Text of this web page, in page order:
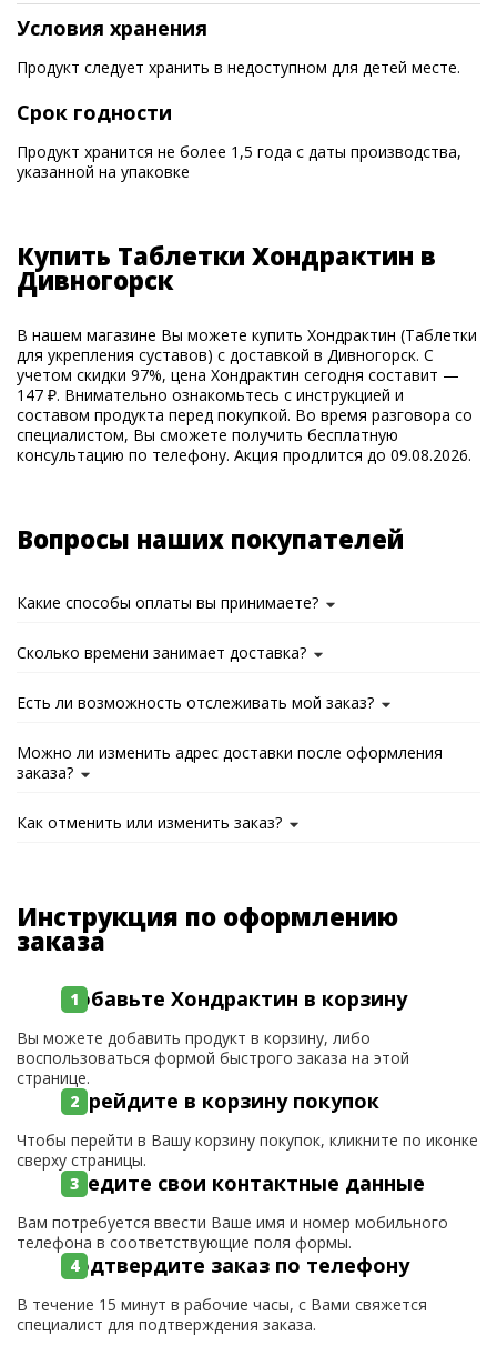
Условия хранения
Продукт следует хранить в недоступном для детей месте.
Срок годности
Продукт хранится не более 1,5 года с даты производства,
указанной на упаковке
Купить Таблетки Хондрактин в
Дивногорск
В нашем магазине Вы можете купить Хондрактин (Таблетки
для укрепления суставов) с доставкой в Дивногорск. С
учетом скидки 97%, цена Хондрактин сегодня составит —
147 ₽. Внимательно ознакомьтесь с инструкцией и
составом продукта перед покупкой. Во время разговора со
специалистом, Вы сможете получить бесплатную
консультацию по телефону. Акция продлится до 09.08.2026.
Вопросы наших покупателей
Какие способы оплаты вы принимаете?
Сколько времени занимает доставка?
Есть ли возможность отслеживать мой заказ?
Можно ли изменить адрес доставки после оформления
заказа?
Как отменить или изменить заказ?
Инструкция по оформлению
заказа
Добавьте Хондрактин в корзину
Вы можете добавить продукт в корзину, либо
воспользоваться формой быстрого заказа на этой
странице.
Перейдите в корзину покупок
Чтобы перейти в Вашу корзину покупок, кликните по иконке
сверху страницы.
Введите свои контактные данные
Вам потребуется ввести Ваше имя и номер мобильного
телефона в соответствующие поля формы.
Подтвердите заказ по телефону
В течение 15 минут в рабочие часы, с Вами свяжется
специалист для подтверждения заказа.